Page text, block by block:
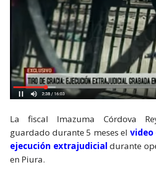
La fiscal Imazuma Córdova
guardado durante 5 meses el video
ejecución extrajudicial durante
en Piura.